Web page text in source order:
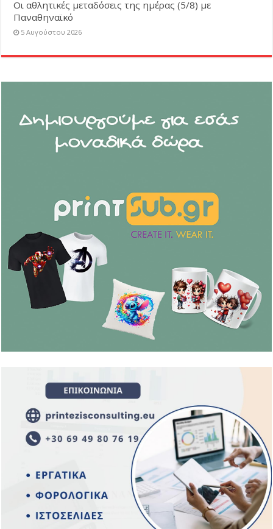
Οι αθλητικές μεταδόσεις της ημέρας (5/8) με
Παναθηναϊκό
5 Αυγούστου 2026